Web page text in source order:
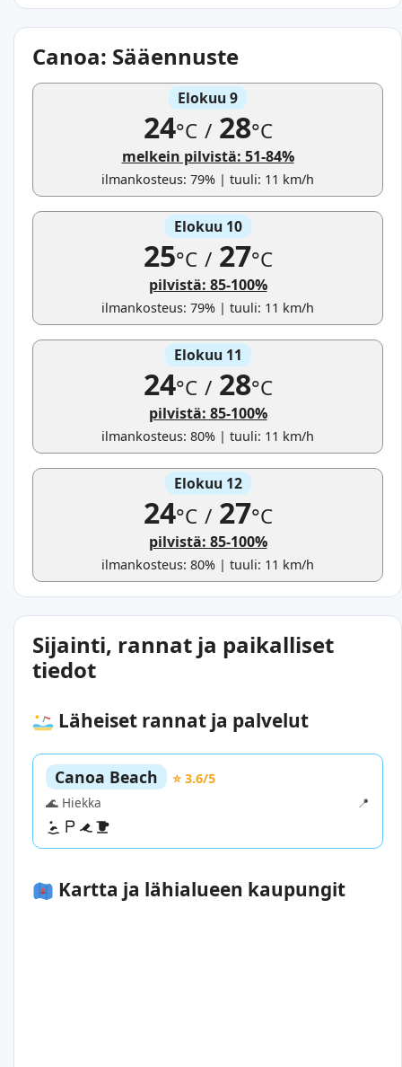
Canoa: Sääennuste
Elokuu 9
24°C /28°C
melkein pilvistä: 51-84%
ilmankosteus: 79% | tuuli: 11 km/h
Elokuu 10
25°C /27°C
pilvistä: 85-100%
ilmankosteus: 79% | tuuli: 11 km/h
Elokuu 11
24°C /28°C
pilvistä: 85-100%
ilmankosteus: 80% | tuuli: 11 km/h
Elokuu 12
24°C /27°C
pilvistä: 85-100%
ilmankosteus: 80% | tuuli: 11 km/h
Sijainti, rannat ja paikalliset
tiedot
Läheiset rannat ja palvelut
Canoa Beach
⭐ 3.6/5
🌊 Hiekka
📍
Kartta ja lähialueen kaupungit